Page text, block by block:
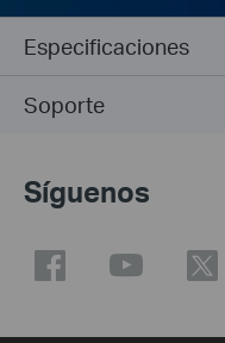
Especificaciones
Soporte
Síguenos